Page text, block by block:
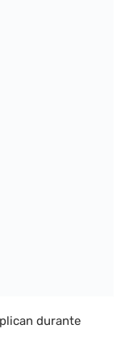
durante